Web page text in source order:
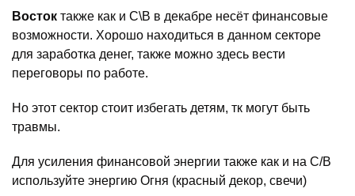
Восток также как и С\В в декабре несёт финансовые
возможности. Хорошо находиться в данном секторе
для заработка денег, также можно здесь вести
переговоры по работе.
Но этот сектор стоит избегать детям, тк могут быть
травмы.
Для усиления финансовой энергии также как и на С/В
используйте энергию Огня (красный декор, свечи)